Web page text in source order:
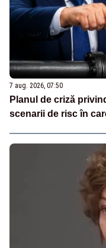
7 aug. 2026, 07:50
Planul de criză
scenarii de risc în